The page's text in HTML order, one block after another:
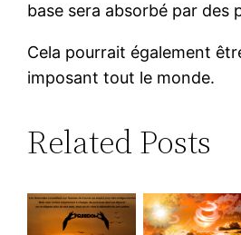
base sera absorbé par des
Cela pourrait également
imposant tout le monde.
Related Posts